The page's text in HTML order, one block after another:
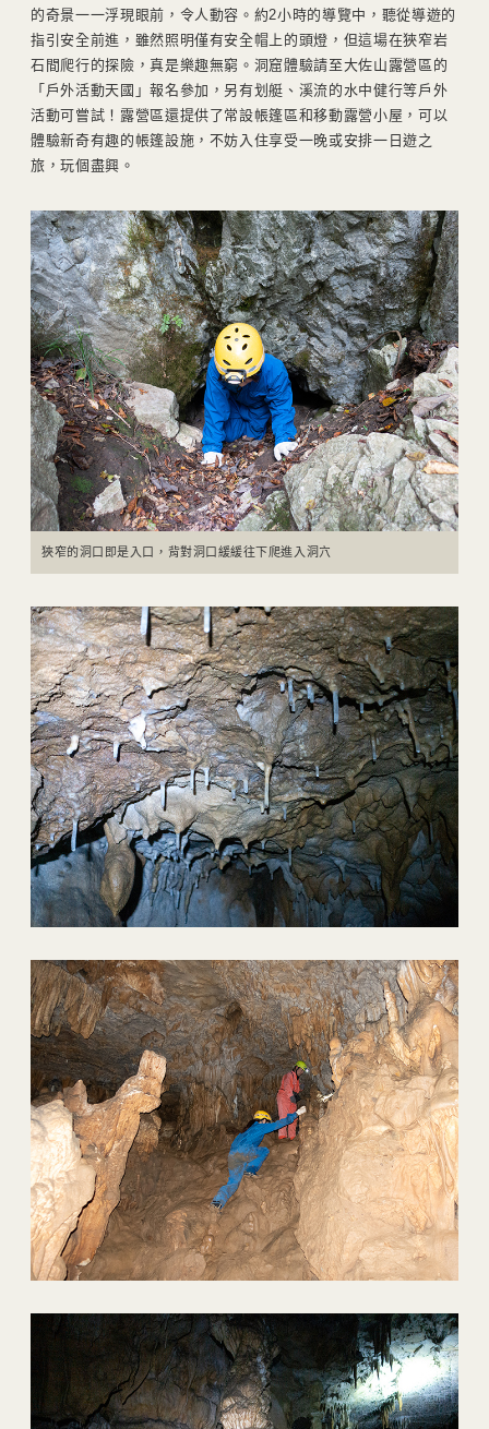
的奇景一一浮現眼前，令人動容。約2小時的導覽中，聽從導遊的
指引安全前進，雖然照明僅有安全帽上的頭燈，但這場在狹窄岩
石間爬行的探險，真是樂趣無窮。洞窟體驗請至大佐山露營區的
「戶外活動天國」報名參加，另有划艇、溪流的水中健行等戶外
活動可嘗試！露營區還提供了常設帳篷區和移動露營小屋，可以
體驗新奇有趣的帳篷設施，不妨入住享受一晚或安排一日遊之
旅，玩個盡興。
狹窄的洞口即是入口，背對洞口緩緩往下爬進入洞穴